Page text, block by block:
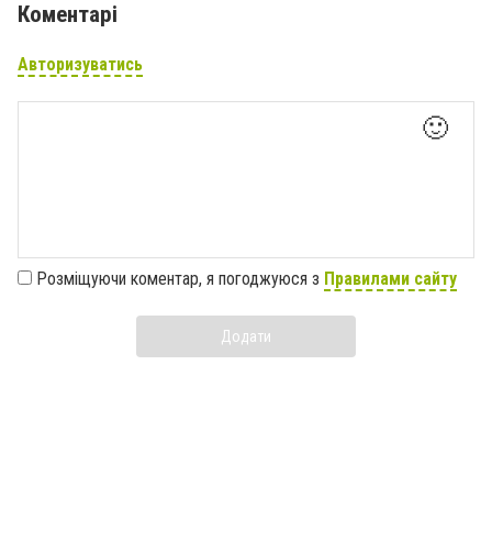
Коментарі
Авторизуватись
🙂
Розміщуючи коментар, я погоджуюся з Правилами сайту
Додати